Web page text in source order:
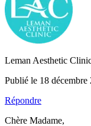
Leman Aesthetic
Publié le 18 décembre
Répondre
Chère Madame,